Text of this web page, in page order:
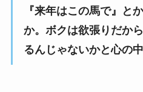
『来年はこの馬で』と
か。ボクは欲張りだか
るんじゃないかと心の